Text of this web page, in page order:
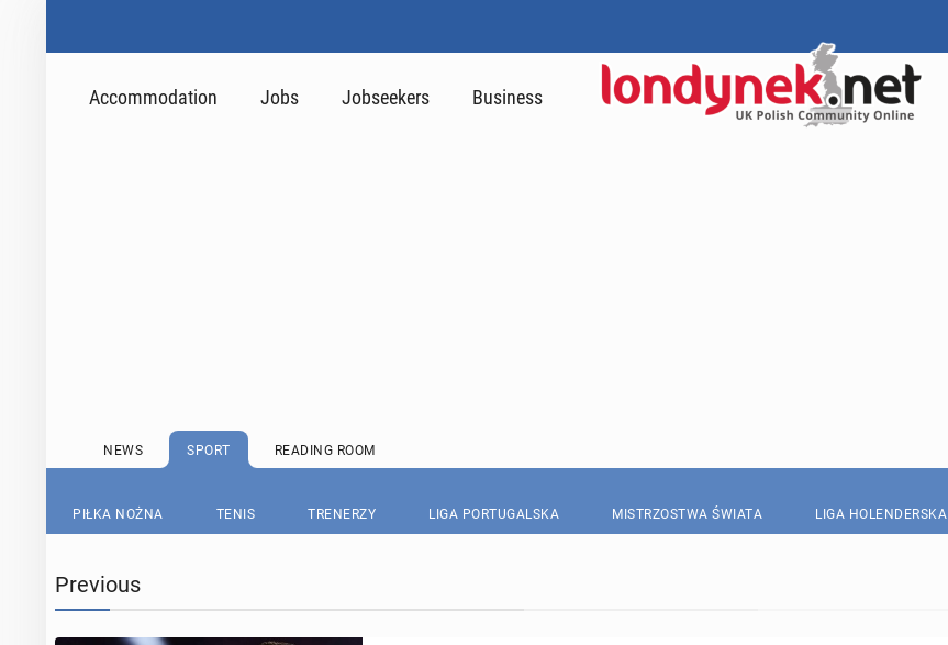
Accommodation Jobs Jobseekers Business
NEWS SPORT READING ROOM
PIŁKA NOŻNA TENIS TRENERZY LIGA PORTUGALSKA MISTRZOSTWA ŚWIATA LIGA HOLENDERSKA
Previous